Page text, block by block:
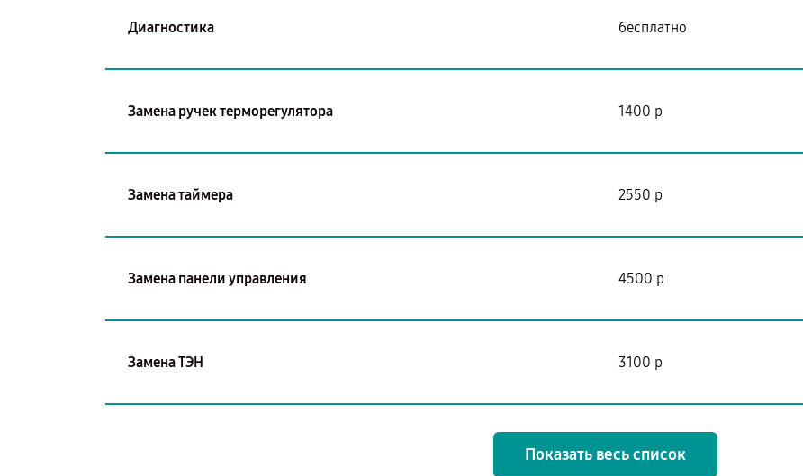
Диагностика бесплатно
Замена ручек терморегулятора 1400 р
Замена таймера 2550 р
Замена панели управления 4500 р
Замена ТЭН 3100 р
Показать весь список